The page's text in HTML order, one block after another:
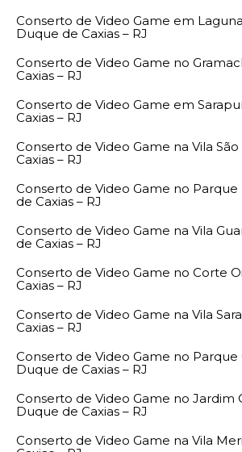
Conserto de Video Game em
Duque de Caxias – RJ
Conserto de Video Game no
Caxias – RJ
Conserto de Video Game em
Caxias – RJ
Conserto de Video Game na Vila
Caxias – RJ
Conserto de Video Game no Parque
de Caxias – RJ
Conserto de Video Game na Vila
de Caxias – RJ
Conserto de Video Game no Corte
Caxias – RJ
Conserto de Video Game na Vila
Caxias – RJ
Conserto de Video Game no Parque
Duque de Caxias – RJ
Conserto de Video Game no Jardim
Duque de Caxias – RJ
Conserto de Video Game na Vila